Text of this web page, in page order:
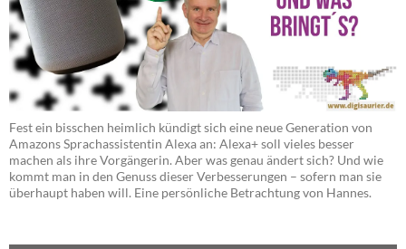
Fest ein bisschen heimlich kündigt sich eine neue Generation von
Amazons Sprachassistentin Alexa an: Alexa+ soll vieles besser
machen als ihre Vorgängerin. Aber was genau ändert sich? Und wie
kommt man in den Genuss dieser Verbesserungen – sofern man sie
überhaupt haben will. Eine persönliche Betrachtung von Hannes.